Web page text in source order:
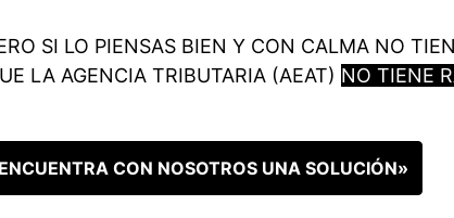
SI LO PIENSAS BIEN Y CON CALMA NO
LA AGENCIA TRIBUTARIA (AEAT) NO TIENE
ENCUENTRA CON NOSOTROS UNA SOLUCIÓN»